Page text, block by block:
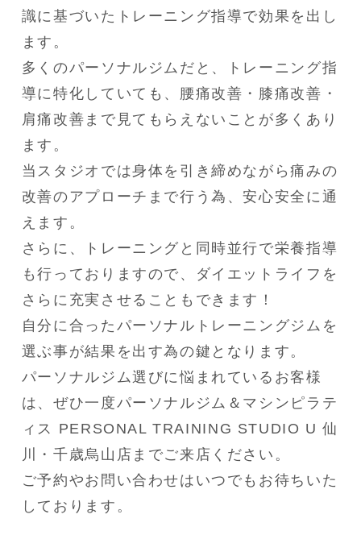
識に基づいたトレーニング指導で効果を出し
ます。
多くのパーソナルジムだと、トレーニング指
導に特化していても、腰痛改善・膝痛改善・
肩痛改善まで見てもらえないことが多くあり
ます。
当スタジオでは身体を引き締めながら痛みの
改善のアプローチまで行う為、安心安全に通
えます。
さらに、トレーニングと同時並行で栄養指導
も行っておりますので、ダイエットライフを
さらに充実させることもできます！
自分に合ったパーソナルトレーニングジムを
選ぶ事が結果を出す為の鍵となります。
パーソナルジム選びに悩まれているお客様
は、ぜひ一度パーソナルジム＆マシンピラテ
ィス PERSONAL TRAINING STUDIO U 仙
川・千歳烏山店までご来店ください。
ご予約やお問い合わせはいつでもお待ちいた
しております。